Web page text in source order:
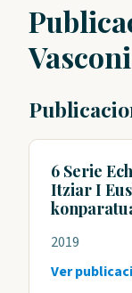
6 Serie
Itziar I
2019
Ver